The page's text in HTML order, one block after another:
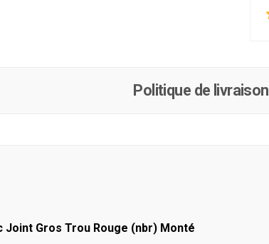
Politique de livraison
Joint Gros Trou Rouge (nbr) Monté